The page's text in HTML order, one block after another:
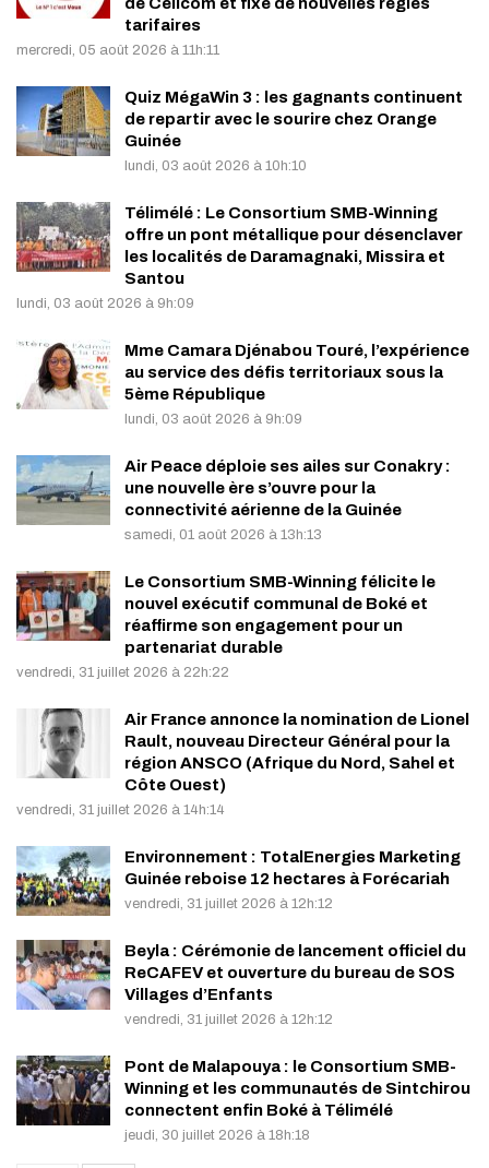
tarifaires
mercredi, 05 août 2026 à 11h:11
Quiz MégaWin 3 : les gagnants continuent
de repartir avec le sourire chez Orange
Guinée
lundi, 03 août 2026 à 10h:10
Télimélé : Le Consortium SMB-Winning
offre un pont métallique pour désenclaver
les localités de Daramagnaki, Missira et
Santou
lundi, 03 août 2026 à 9h:09
Mme Camara Djénabou Touré, l’expérience
au service des défis territoriaux sous la
5ème République
lundi, 03 août 2026 à 9h:09
Air Peace déploie ses ailes sur Conakry :
une nouvelle ère s’ouvre pour la
connectivité aérienne de la Guinée
samedi, 01 août 2026 à 13h:13
Le Consortium SMB-Winning félicite le
nouvel exécutif communal de Boké et
réaffirme son engagement pour un
partenariat durable
vendredi, 31 juillet 2026 à 22h:22
Air France annonce la nomination de Lionel
Rault, nouveau Directeur Général pour la
région ANSCO (Afrique du Nord, Sahel et
Côte Ouest)
vendredi, 31 juillet 2026 à 14h:14
Environnement : TotalEnergies Marketing
Guinée reboise 12 hectares à Forécariah
vendredi, 31 juillet 2026 à 12h:12
Beyla : Cérémonie de lancement officiel du
ReCAFEV et ouverture du bureau de SOS
Villages d’Enfants
vendredi, 31 juillet 2026 à 12h:12
Pont de Malapouya : le Consortium SMB-
Winning et les communautés de Sintchirou
connectent enfin Boké à Télimélé
jeudi, 30 juillet 2026 à 18h:18